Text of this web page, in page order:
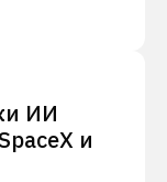
ИИ
и